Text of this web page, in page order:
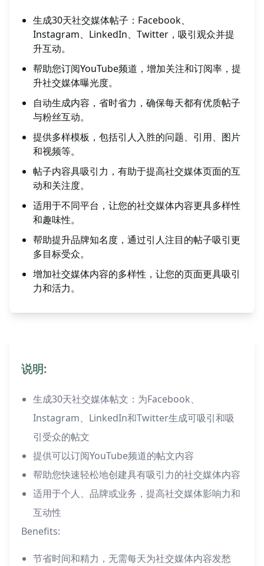
生成30天社交媒体帖子：Facebook、
Instagram、LinkedIn、Twitter，吸引观众并提
升互动。
帮助您订阅YouTube频道，增加关注和订阅率，提
升社交媒体曝光度。
自动生成内容，省时省力，确保每天都有优质帖子
与粉丝互动。
提供多样模板，包括引人入胜的问题、引用、图片
和视频等。
帖子内容具吸引力，有助于提高社交媒体页面的互
动和关注度。
适用于不同平台，让您的社交媒体内容更具多样性
和趣味性。
帮助提升品牌知名度，通过引人注目的帖子吸引更
多目标受众。
增加社交媒体内容的多样性，让您的页面更具吸引
力和活力。
说明:
生成30天社交媒体帖文：为Facebook、
Instagram、LinkedIn和Twitter生成可吸引和吸
引受众的帖文
提供可以订阅YouTube频道的帖文内容
帮助您快速轻松地创建具有吸引力的社交媒体内容
适用于个人、品牌或业务，提高社交媒体影响力和
互动性
Benefits:
节省时间和精力，无需每天为社交媒体内容发愁